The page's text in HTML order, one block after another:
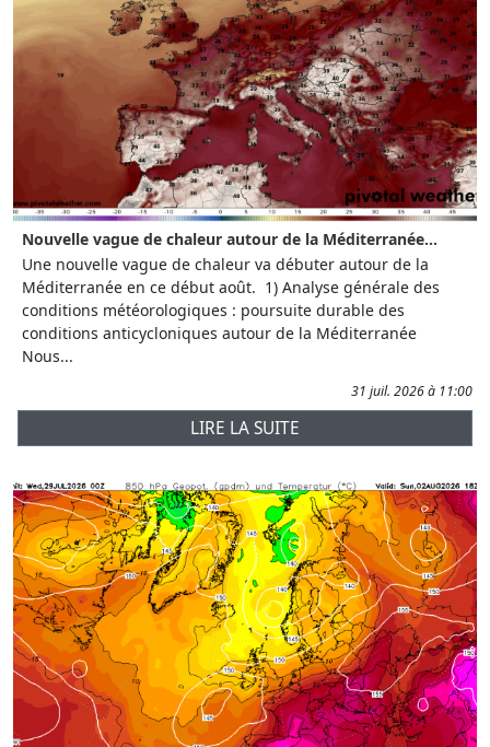
Nouvelle vague de chaleur autour de la Méditerranée...
Une nouvelle vague de chaleur va débuter autour de la
Méditerranée en ce début août. 1) Analyse générale des
conditions météorologiques : poursuite durable des
conditions anticycloniques autour de la Méditerranée
Nous...
31 juil. 2026 à 11:00
LIRE LA SUITE